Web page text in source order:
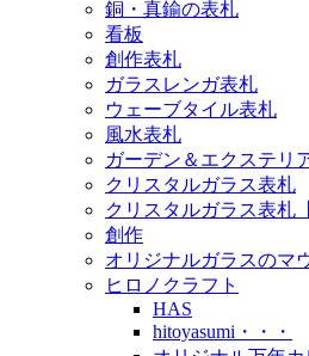
銅・真鍮の表札
看板
創作表札
ガラスレンガ表札
ウェーブタイル表札
風水表札
ガーデン＆エクステリ
クリスタルガラス表札
クリスタルガラス表札
創作
オリジナルガラスのマ
ヒロノクラフト
HAS
hitoyasumi・・・